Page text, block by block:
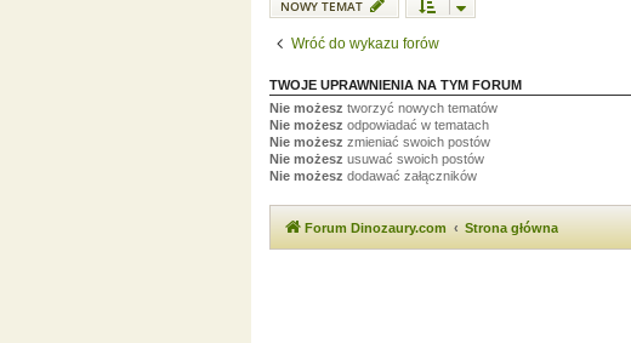
NOWY TEMAT
Wróć do wykazu forów
TWOJE UPRAWNIENIA NA TYM FORUM
Nie możesz tworzyć nowych tematów
Nie możesz odpowiadać w tematach
Nie możesz zmieniać swoich postów
Nie możesz usuwać swoich postów
Nie możesz dodawać załączników
Forum Dinozaury.com Strona główna